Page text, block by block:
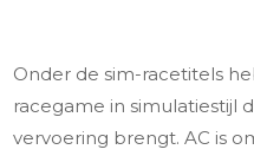
Onder de sim-racetitels
racegame in simulatiestijl
vervoering brengt. AC is